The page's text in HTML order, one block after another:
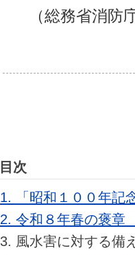
（総務省消
目次
1. 「昭和１００年記
2. 令和８年春の褒
3. 風水害に対する